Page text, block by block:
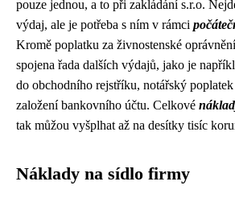
pouze jednou, a to při zakládání s.r.o.
výdaj, ale je potřeba s ním v rámci
Kromě poplatku za živnostenské
spojena řada dalších výdajů, jako je
do obchodního rejstříku, notářský
založení bankovního účtu. Celkové
tak můžou vyšplhat až na desítky tisíc
Náklady na sídlo firmy